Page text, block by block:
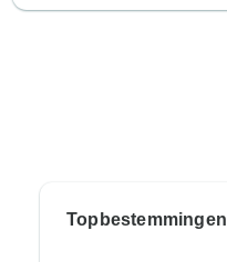
Topbestemmingen